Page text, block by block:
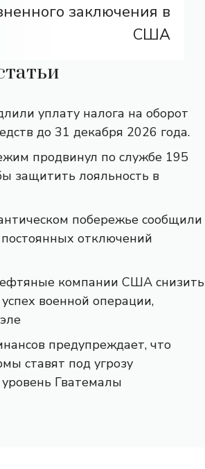
заключения в
США
уплату налога на оборот
до 31 декабря 2026 года.
продвинул по службе 195
защитить лояльность в
побережье сообщили
отключений
компании США снизить
военной операции,
предупреждает, что
ставят под угрозу
Гватемалы